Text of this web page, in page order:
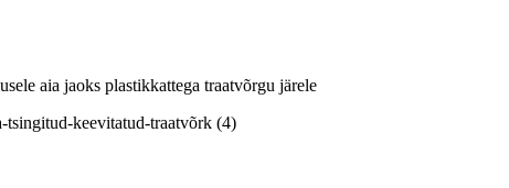
aia jaoks plastikkattega traatvõrgu järele